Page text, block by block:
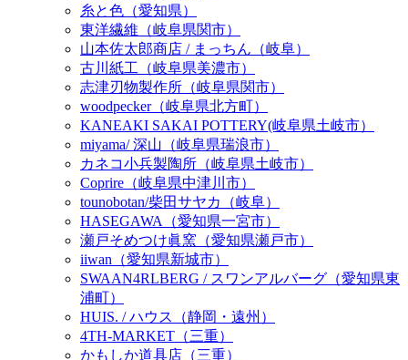
糸と色（愛知県）
東洋繊維（岐阜県関市）
山本佐太郎商店 / まっちん（岐阜）
古川紙工（岐阜県美濃市）
志津刃物製作所（岐阜県関市）
woodpecker（岐阜県北方町）
KANEAKI SAKAI POTTERY(岐阜県土岐市）
miyama/ 深山（岐阜県瑞浪市）
カネコ小兵製陶所（岐阜県土岐市）
Coprire（岐阜県中津川市）
tounobotan/柴田サヤカ（岐阜）
HASEGAWA（愛知県一宮市）
瀬戸そめつけ眞窯（愛知県瀬戸市）
iiwan（愛知県新城市）
SWAAN4RLBERG / スワンアルバーグ（愛知県東
浦町）
HUIS. / ハウス（静岡・遠州）
4TH-MARKET（三重）
かもしか道具店（三重）